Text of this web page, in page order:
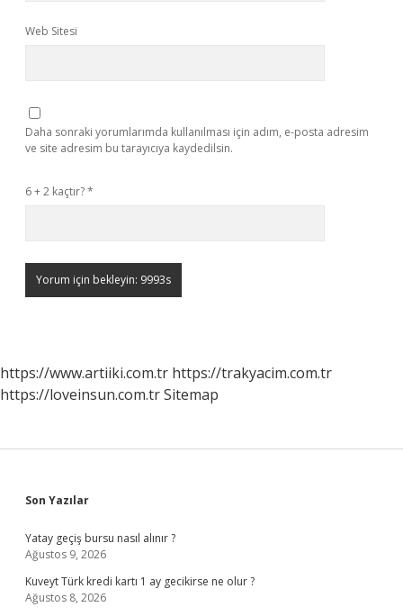
Web Sitesi
Daha sonraki yorumlarımda kullanılması için adım, e-posta adresim
ve site adresim bu tarayıcıya kaydedilsin.
6 + 2 kaçtır?*
https://www.artiiki.com.tr https://trakyacim.com.tr
https://loveinsun.com.trSitemap
Sidebar
Son Yazılar
Yatay geçiş bursu nasıl alınır ?
Ağustos 9, 2026
Kuveyt Türk kredi kartı 1 ay gecikirse ne olur ?
Ağustos 8, 2026